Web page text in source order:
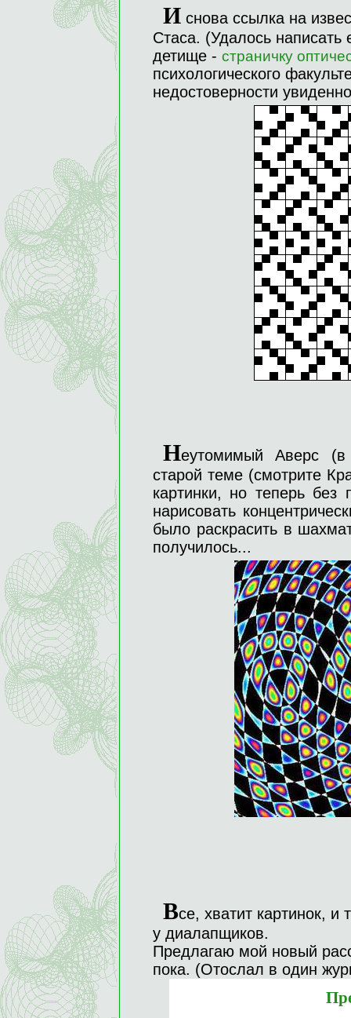
И снова ссылка на
Стаса. (Удалось написать
детище - страничку
психологического
недостоверности
Неутомимый Аверс (в
старой теме (смотрите
картинки, но теперь
нарисовать
было раскрасить в
получилось...
Все, хватит картинок, и
у диалапщиков.
Предлагаю мой новый
пока. (Отослал в один